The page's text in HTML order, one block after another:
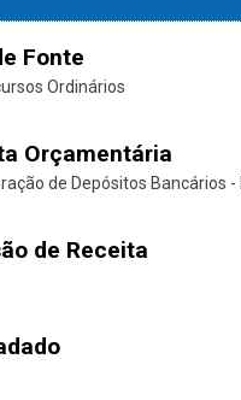
Fonte
Ordinários
Orçamentária
de Depósitos Bancários -
de Receita